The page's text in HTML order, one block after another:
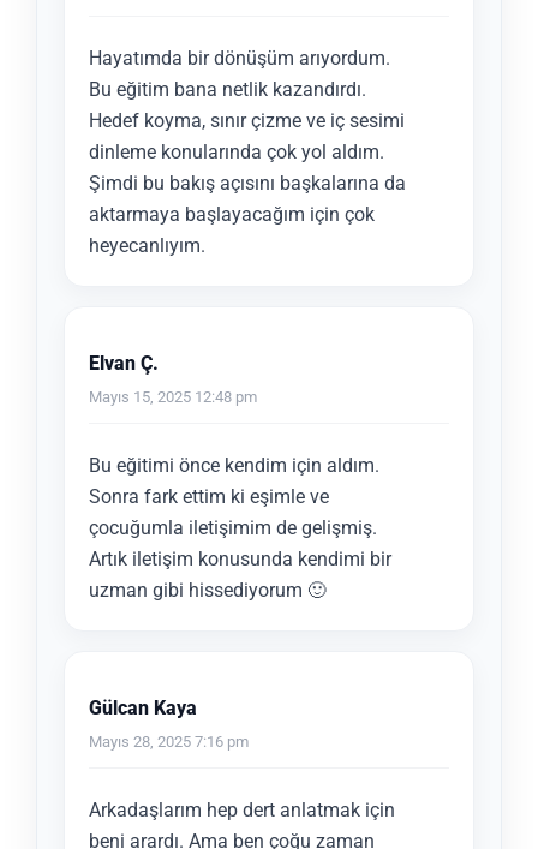
Hayatımda bir dönüşüm arıyordum.
Bu eğitim bana netlik kazandırdı.
Hedef koyma, sınır çizme ve iç sesimi
dinleme konularında çok yol aldım.
Şimdi bu bakış açısını başkalarına da
aktarmaya başlayacağım için çok
heyecanlıyım.
Elvan Ç.
Mayıs 15, 2025 12:48 pm
Bu eğitimi önce kendim için aldım.
Sonra fark ettim ki eşimle ve
çocuğumla iletişimim de gelişmiş.
Artık iletişim konusunda kendimi bir
uzman gibi hissediyorum 🙂
Gülcan Kaya
Mayıs 28, 2025 7:16 pm
Arkadaşlarım hep dert anlatmak için
beni arardı. Ama ben çoğu zaman